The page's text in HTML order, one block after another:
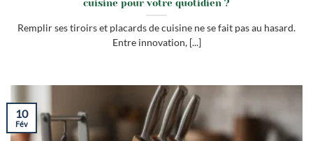
cuisine pour votre quotidien ?
Remplir ses tiroirs et placards de cuisine ne se fait pas au hasard.
Entre innovation, [...]
10
Fév